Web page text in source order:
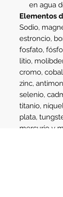
en agua
Elementos
Sodio,
estroncio,
fosfato,
litio,
cromo,
zinc,
selenio,
titanio,
plata,
mercurio y